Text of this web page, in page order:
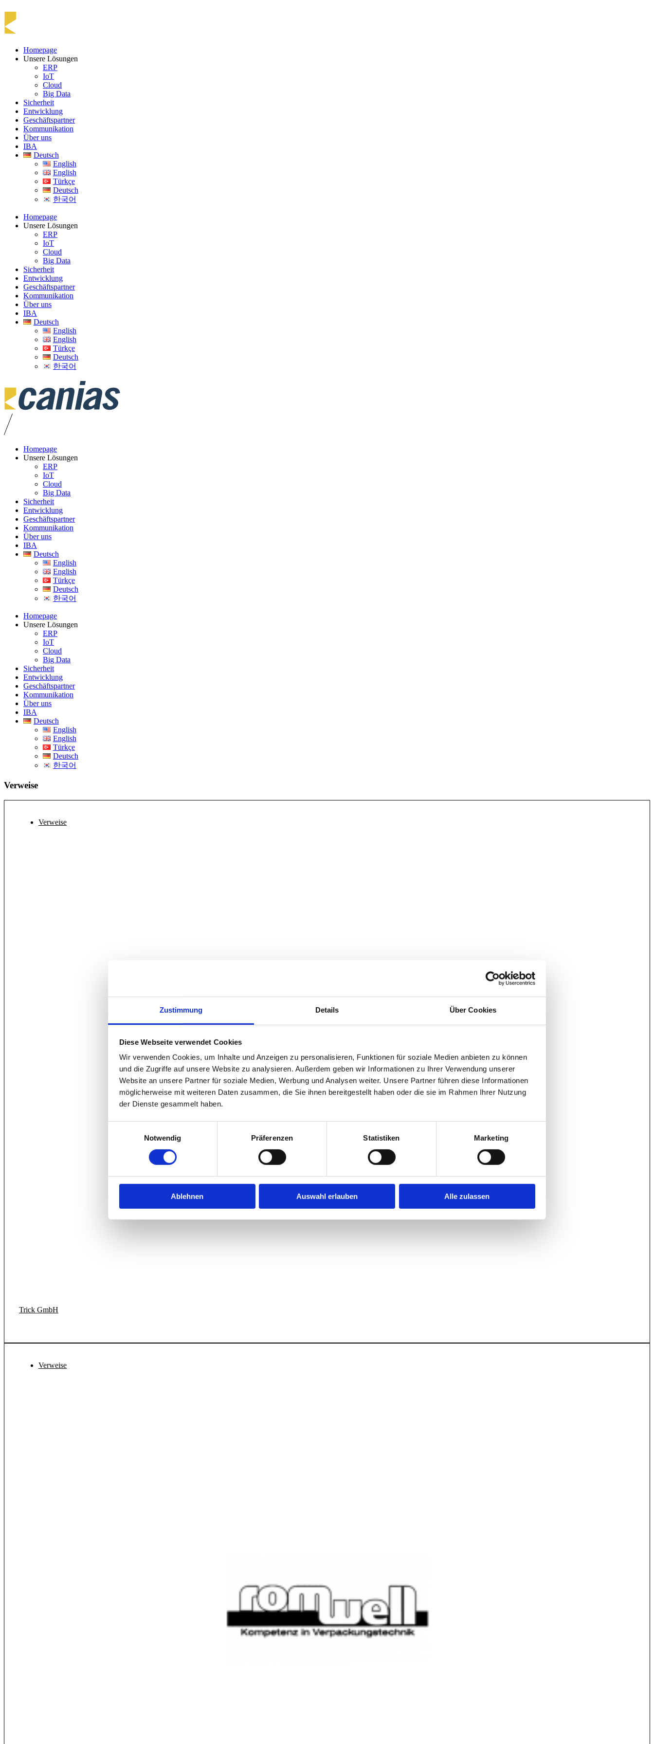
Zustimmung Details Über Cookies
Diese Webseite verwendet Cookies
Wir verwenden Cookies, um Inhalte und Anzeigen zu personalisieren, Funktionen für soziale Medien anbieten zu können
und die Zugriffe auf unsere Website zu analysieren. Außerdem geben wir Informationen zu Ihrer Verwendung unserer
Website an unsere Partner für soziale Medien, Werbung und Analysen weiter. Unsere Partner führen diese Informationen
möglicherweise mit weiteren Daten zusammen, die Sie ihnen bereitgestellt haben oder die sie im Rahmen Ihrer Nutzung
der Dienste gesammelt haben.
Notwendig
Präferenzen Statistiken Marketing
Ablehnen Auswahl erlauben Alle zulassen
Homepage
Unsere Lösungen
ERP
IoT
Cloud
Big Data
Sicherheit
Entwicklung
Geschäftspartner
Kommunikation
Über uns
IBA
Deutsch
English
English
Türkçe
Deutsch
한국어
Homepage
Unsere Lösungen
ERP
IoT
Cloud
Big Data
Sicherheit
Entwicklung
Geschäftspartner
Kommunikation
Über uns
IBA
Deutsch
English
English
Türkçe
Deutsch
한국어
Homepage
Unsere Lösungen
ERP
IoT
Cloud
Big Data
Sicherheit
Entwicklung
Geschäftspartner
Kommunikation
Über uns
IBA
Deutsch
English
English
Türkçe
Deutsch
한국어
Homepage
Unsere Lösungen
ERP
IoT
Cloud
Big Data
Sicherheit
Entwicklung
Geschäftspartner
Kommunikation
Über uns
IBA
Deutsch
English
English
Türkçe
Deutsch
한국어
Verweise
Verweise
Trick GmbH
Verweise